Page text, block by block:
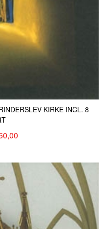
KIRKE INCL. 8